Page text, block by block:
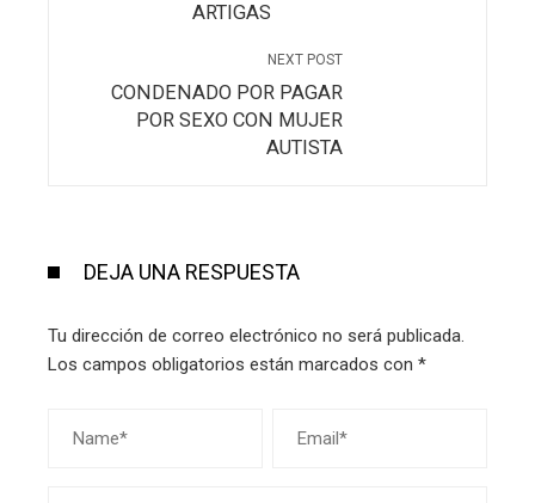
ARTIGAS
NEXT POST
CONDENADO POR PAGAR
POR SEXO CON MUJER
AUTISTA
DEJA UNA RESPUESTA
Tu dirección de correo electrónico no será publicada.
Los campos obligatorios están marcados con *